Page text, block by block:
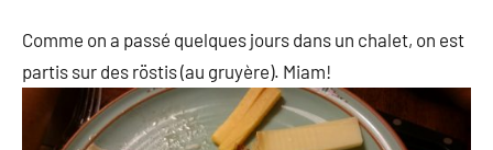
Comme on a passé quelques jours dans un chalet, on est
partis sur des röstis (au gruyère). Miam!